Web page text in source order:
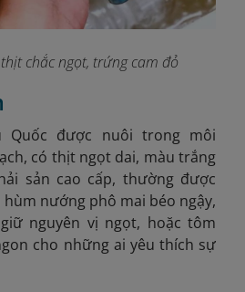
chắc ngọt, trứng cam đỏ
Quốc được nuôi trong môi
có thịt ngọt dai, màu trắng
sản cao cấp, thường được
nướng phô mai béo ngậy,
nguyên vị ngọt, hoặc tôm
cho những ai yêu thích sự